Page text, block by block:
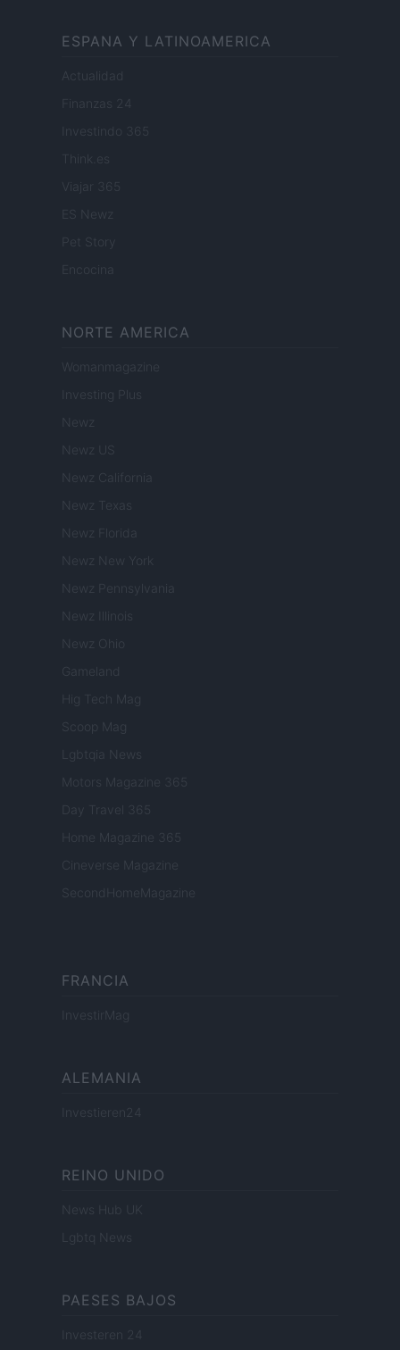
ESPANA Y LATINOAMERICA
Actualidad
Finanzas 24
Investindo 365
Think.es
Viajar 365
ES Newz
Encocina
NORTE AMERICA
Womanmagazine
Investing Plus
Newz
Newz US
Newz California
Newz Texas
Newz Florida
Newz New York
Newz Pennsylvania
Newz Illinois
Newz Ohio
Gameland
Hig Tech Mag
Scoop Mag
Lgbtqia News
Motors Magazine 365
Day Travel 365
Home Magazine 365
Cineverse Magazine
SecondHomeMagazine
FRANCIA
InvestirMag
ALEMANIA
Investieren24
REINO UNIDO
News Hub UK
Lgbtq News
PAESES BAJOS
Investeren 24